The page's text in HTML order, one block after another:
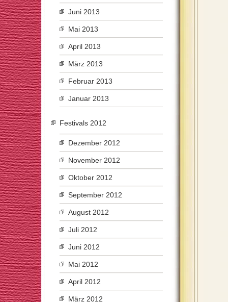
Juni 2013
Mai 2013
April 2013
März 2013
Februar 2013
Januar 2013
Festivals 2012
Dezember 2012
November 2012
Oktober 2012
September 2012
August 2012
Juli 2012
Juni 2012
Mai 2012
April 2012
März 2012